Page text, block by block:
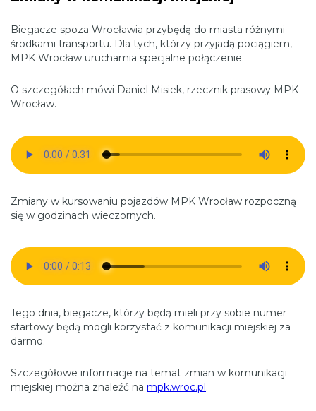
Biegacze spoza Wrocławia przybędą do miasta różnymi
środkami transportu. Dla tych, którzy przyjadą pociągiem,
MPK Wrocław uruchamia specjalne połączenie.
O szczegółach mówi Daniel Misiek, rzecznik prasowy MPK
Wrocław.
Zmiany w kursowaniu pojazdów MPK Wrocław rozpoczną
się w godzinach wieczornych.
Tego dnia, biegacze, którzy będą mieli przy sobie numer
startowy będą mogli korzystać z komunikacji miejskiej za
darmo.
Szczegółowe informacje na temat zmian w komunikacji
miejskiej można znaleźć na mpk.wroc.pl.